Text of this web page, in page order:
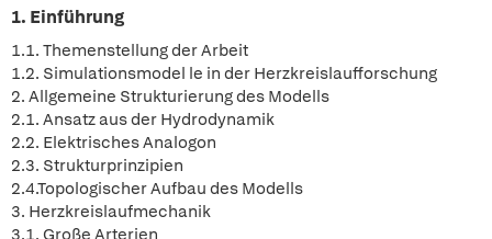
1. Einführung
1.1. Themenstellung der Arbeit
1.2. Simulationsmodel le in der Herzkreislaufforschung
2. Allgemeine Strukturierung des Modells
2.1. Ansatz aus der Hydrodynamik
2.2. Elektrisches Analogon
2.3. Strukturprinzipien
2.4.Topologischer Aufbau des Modells
3. Herzkreislaufmechanik
3.1. Große Arterien